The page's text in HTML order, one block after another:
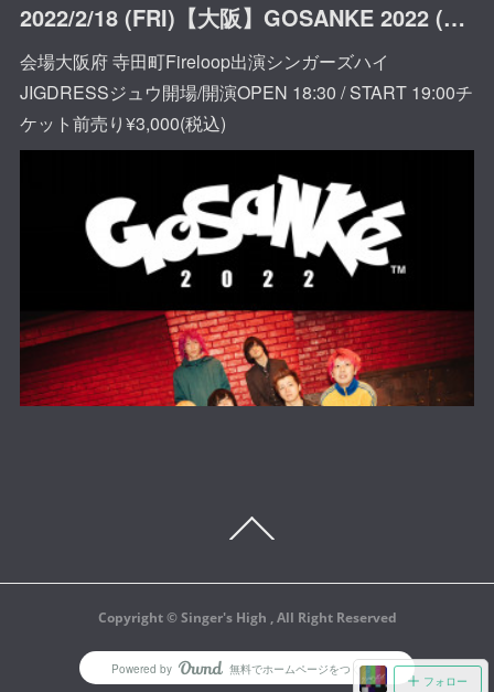
2022/2/18 (FRI)【大阪】GOSANKE 2022 (寺田町Fireloop)
会場大阪府 寺田町Fireloop出演シンガーズハイ
JIGDRESSジュウ開場/開演OPEN 18:30 / START 19:00チ
ケット前売り¥3,000(税込)
フォロー
Copyright ©︎ Singer's High , All Right Reserved
Powered by AmebaOwnd
無料でホームページをつくろう